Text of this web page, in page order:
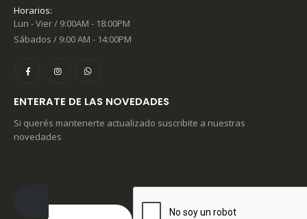
Horarios:
Lun - Vier / 9:00AM - 18:00PM
Sábados / 9:00 AM - 14:00PM
ENTERATE DE LAS NOVEDADES
Si querés mantenerte actualizado suscribite a nuestras
novedades